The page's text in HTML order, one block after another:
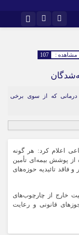
مشاهده : 107
درمانی که از سوی برخی
اعلام کرد: هر گونه
از پوشش بیمه‌ای تأمین
فاقد تائیدیه حوزه‌های
خارج از چارچوب‌های
قانونی و رعایت